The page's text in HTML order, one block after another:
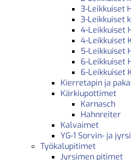
3-Leikkuiset
3-Leikkuiset
4-Leikkuiset
4-Leikkuiset
5-Leikkuiset
6-Leikkuiset
6-Leikkuiset
Kierretapin ja
Kärkiupottimet
Karnasch
Hahnreiter
Kalvaimet
YG-1 Sorvin- ja
Työkalupitimet
Jyrsimen pitimet